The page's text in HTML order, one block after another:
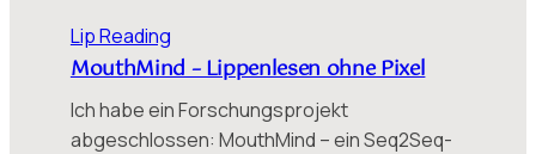
Lip Reading
MouthMind – Lippenlesen ohne Pixel
Ich habe ein Forschungsprojekt
abgeschlossen: MouthMind – ein Seq2Seq-